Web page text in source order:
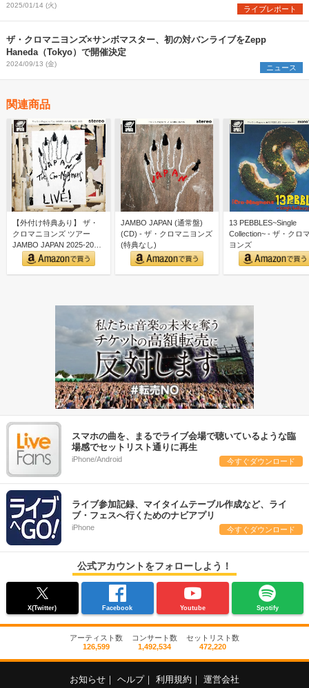
2025/01/14 (火) ライブレポート
ザ・クロマニヨンズ×サンボマスター、初の対バンライブをZepp
Haneda（Tokyo）で開催決定
2024/09/13 (金) ニュース
関連商品
【外付け特典あり】 ザ・
クロマニヨンズ ツアー
JAMBO JAPAN 2025-2026
(通常…
JAMBO JAPAN (通常盤)
(CD) - ザ・クロマニヨンズ
(特典なし)
13 PEBBLES~Single
Collection~ - ザ・クロ
ヨンズ
スマホの曲を、まるでライブ会場で聴いているような臨
場感でセットリスト通りに再生
iPhone/Android 今すぐダウンロード
ライブ参加記録、マイタイムテーブル作成など、ライ
ブ・フェスへ行くためのナビアプリ
iPhone 今すぐダウンロード
公式アカウントをフォローしよう！
X(Twitter) Facebook Youtube Spotify
アーティスト数
126,599
コンサート数
1,492,534
セットリスト数
472,220
お知らせ ヘルプ 利用規約 運営会社